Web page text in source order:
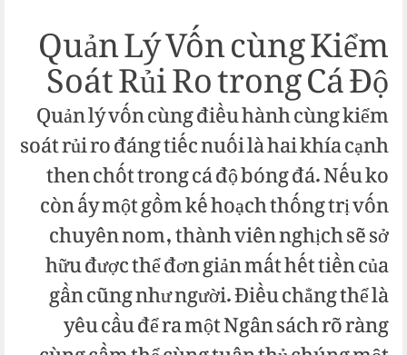
Quản Lý Vốn cùng Kiểm
Soát Rủi Ro trong Cá Độ
Quản lý vốn cùng điều hành cùng kiểm
soát rủi ro đáng tiếc nuối là hai khía cạnh
then chốt trong cá độ bóng đá. Nếu ko
còn ấy một gồm kế hoạch thống trị vốn
chuyên nom, thành viên nghịch sẽ sở
hữu được thể đơn giản mất hết tiền của
gần cũng như người. Điều chẳng thể là
yêu cầu để ra một Ngân sách rõ ràng